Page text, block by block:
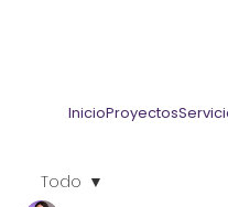
InicioProyectos
Todo